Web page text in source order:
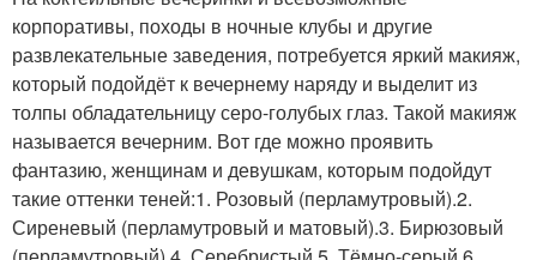
корпоративы, походы в ночные клубы и другие
развлекательные заведения, потребуется яркий макияж,
который подойдёт к вечернему наряду и выделит из
толпы обладательницу серо-голубых глаз. Такой макияж
называется вечерним. Вот где можно проявить
фантазию, женщинам и девушкам, которым подойдут
такие оттенки теней:1. Розовый (перламутровый).2.
Сиреневый (перламутровый и матовый).3. Бирюзовый